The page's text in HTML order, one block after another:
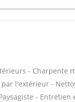
- Charpente
l'extérieur -
-